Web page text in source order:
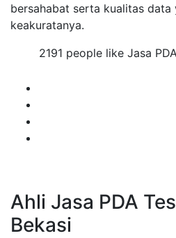
bersahabat serta kualitas data
keakuratanya.
2191 people like Jasa
Ahli Jasa PDA
Bekasi